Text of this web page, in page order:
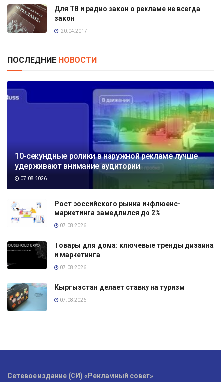
Для ТВ и радио закон о рекламе не всегда
закон
20.04.2017
ПОСЛЕДНИЕ НОВОСТИ
10-секундные ролики в наружной рекламе лучше
удерживают внимание аудитории
07.08.2026
Рост российского рынка инфлюенс-
маркетинга замедлился до 2%
07.08.2026
Товары для дома: ключевые тренды дизайна
и маркетинга
07.08.2026
Кыргызстан делает ставку на туризм
07.08.2026
Сетевое издание (СИ) «Рекламный совет»